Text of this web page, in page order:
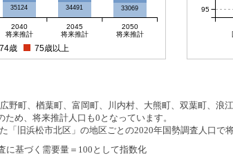
35124 34491 33069
2040
将来推計
2045
将来推計
2050
将来推計
歳 75歳以上
95
町、楢葉町、富岡町、川内村、大熊町、双葉町、
め、将来推計人口も0となっています。
旧浜松市北区」の地区ごとの2020年国勢調査人口で
に基づく需要量＝100として指数化